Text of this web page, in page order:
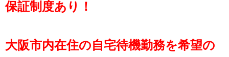
保証制度あり！
大阪市内在住の自宅待機勤務を希望の